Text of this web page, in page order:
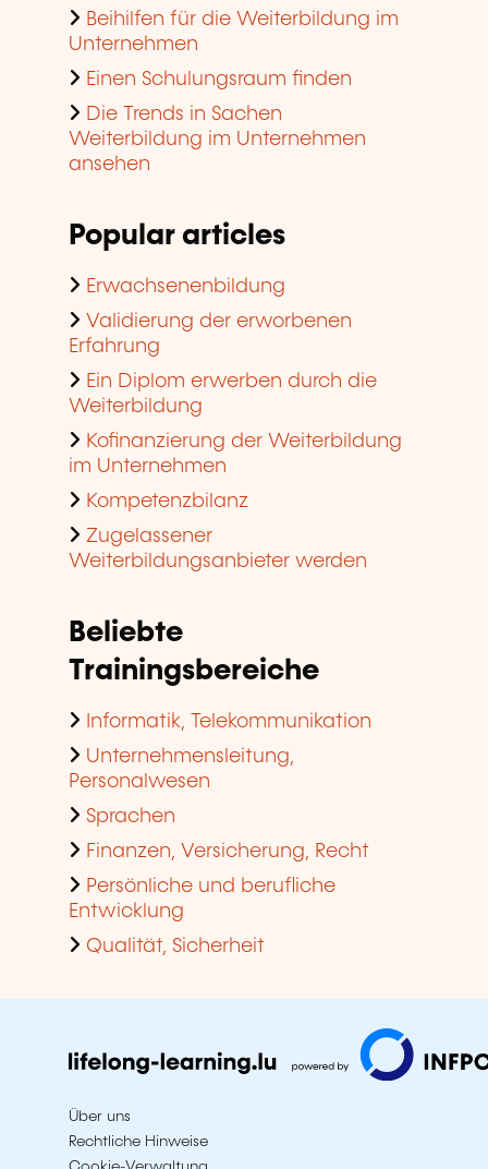
Beihilfen für die Weiterbildung im
Unternehmen
Einen Schulungsraum finden
Die Trends in Sachen
Weiterbildung im Unternehmen
ansehen
Popular articles
Erwachsenenbildung
Validierung der erworbenen
Erfahrung
Ein Diplom erwerben durch die
Weiterbildung
Kofinanzierung der Weiterbildung
im Unternehmen
Kompetenzbilanz
Zugelassener
Weiterbildungsanbieter werden
Beliebte
Trainingsbereiche
Informatik, Telekommunikation
Unternehmensleitung,
Personalwesen
Sprachen
Finanzen, Versicherung, Recht
Persönliche und berufliche
Entwicklung
Qualität, Sicherheit
Über uns
Rechtliche Hinweise